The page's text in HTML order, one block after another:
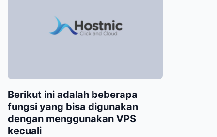
Berikut ini adalah beberapa
fungsi yang bisa digunakan
dengan menggunakan VPS
kecuali